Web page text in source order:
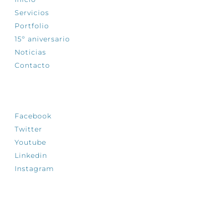
Servicios
Portfolio
15º aniversario
Noticias
Contacto
Facebook
Twitter
Youtube
Linkedin
Instagram